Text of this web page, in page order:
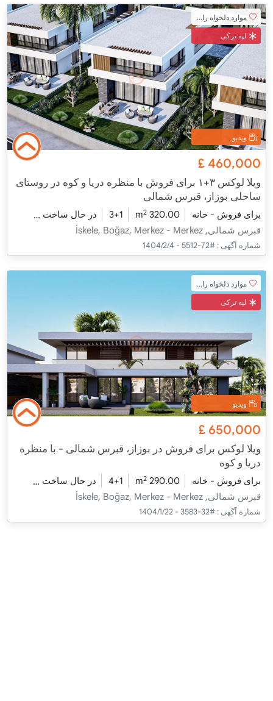
موارد دلخواه را اضافه کنید
لپه ترکی
ویدیو
460,000
£
ویلا لوکس ۳+۱ برای فروش با منظره دریا و کوه در روستای
ساحلی بوزاز، قبرس شمالی
برای فروش - خانه 320.00 m
2
3+1 در حال ساخت
قبرس شمالی, İskele, Boğaz, Merkez - Merkez
شماره آگهی : #72-5512 - 1404/2/4
موارد دلخواه را اضافه کنید
لپه ترکی
ویدیو
650,000
£
ویلا لوکس برای فروش در بوزاز، قبرس شمالی - با منظره
دریا و کوه
برای فروش - خانه 290.00 m
2
4+1 در حال ساخت
قبرس شمالی, İskele, Boğaz, Merkez - Merkez
شماره آگهی : #32-3583 - 1404/1/22